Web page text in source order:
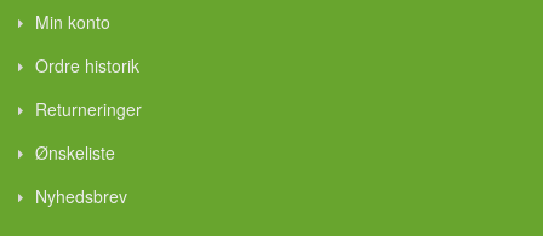
Min konto
Ordre historik
Returneringer
Ønskeliste
Nyhedsbrev